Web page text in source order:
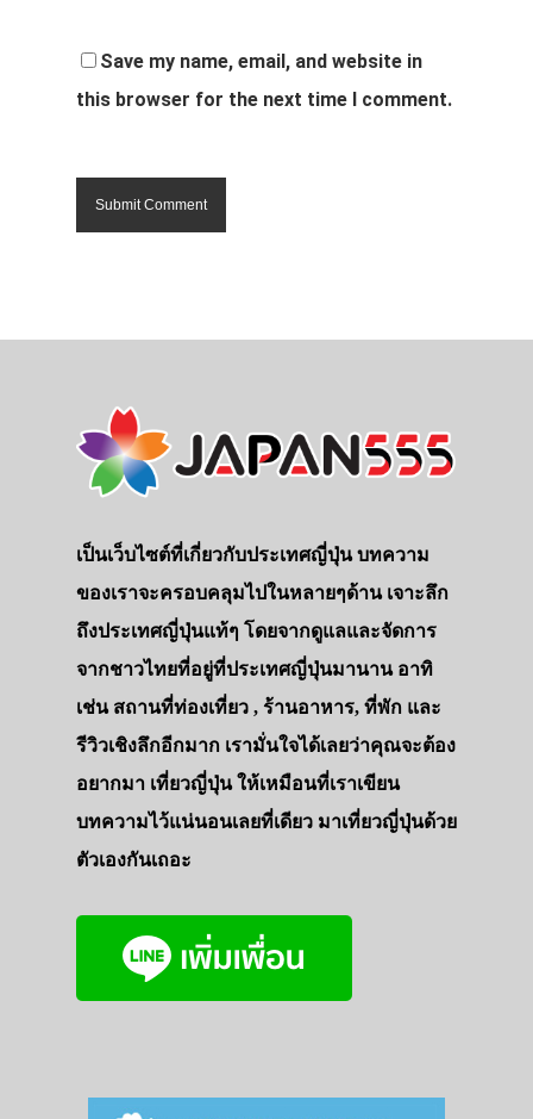
Save my name, email, and website in
this browser for the next time I comment.
เป็นเว็บไซต์ที่เกี่ยวกับประเทศญี่ปุ่น บทความ
ของเราจะครอบคลุมไปในหลายๆด้าน เจาะลึก
ถึงประเทศญี่ปุ่นแท้ๆ โดยจากดูแลและจัดการ
จากชาวไทยที่อยู่ที่ประเทศญี่ปุ่นมานาน อาทิ
เช่น สถานที่ท่องเที่ยว , ร้านอาหาร, ที่พัก และ
รีวิวเชิงลึกอีกมาก เรามั่นใจได้เลยว่าคุณจะต้อง
อยากมา เที่ยวญี่ปุ่น ให้เหมือนที่เราเขียน
บทความไว้แน่นอนเลยที่เดียว มาเที่ยวญี่ปุ่นด้วย
ตัวเองกันเถอะ